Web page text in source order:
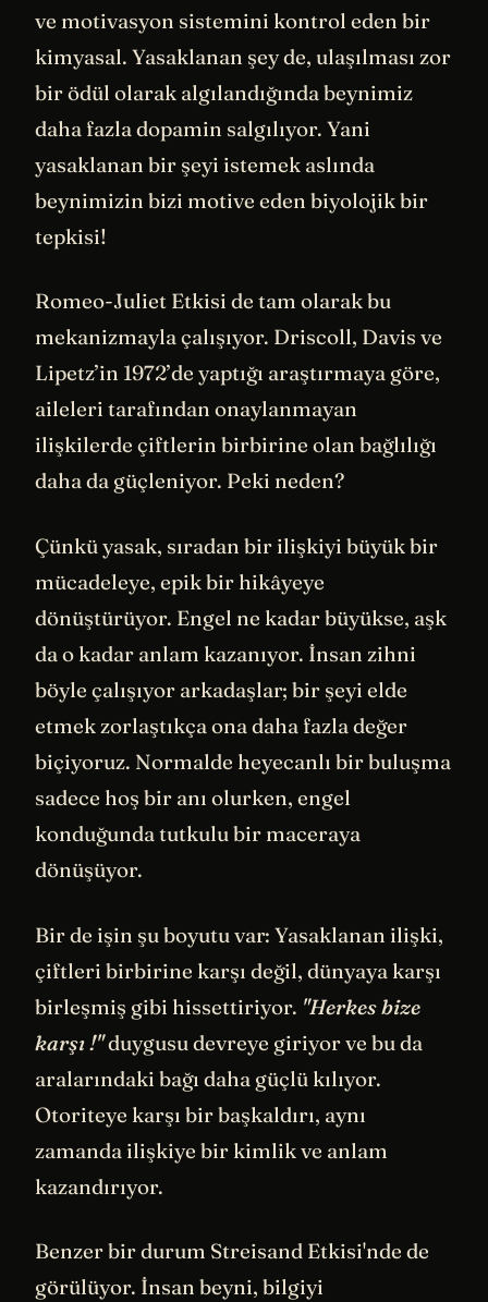
ve motivasyon sistemini kontrol eden bir
kimyasal. Yasaklanan şey de, ulaşılması zor
bir ödül olarak algılandığında beynimiz
daha fazla dopamin salgılıyor. Yani
yasaklanan bir şeyi istemek aslında
beynimizin bizi motive eden biyolojik bir
tepkisi!
Romeo-Juliet Etkisi de tam olarak bu
mekanizmayla çalışıyor. Driscoll, Davis ve
Lipetz’in 1972’de yaptığı araştırmaya göre,
aileleri tarafından onaylanmayan
ilişkilerde çiftlerin birbirine olan bağlılığı
daha da güçleniyor. Peki neden?
Çünkü yasak, sıradan bir ilişkiyi büyük bir
mücadeleye, epik bir hikâyeye
dönüştürüyor. Engel ne kadar büyükse, aşk
da o kadar anlam kazanıyor. İnsan zihni
böyle çalışıyor arkadaşlar; bir şeyi elde
etmek zorlaştıkça ona daha fazla değer
biçiyoruz. Normalde heyecanlı bir buluşma
sadece hoş bir anı olurken, engel
konduğunda tutkulu bir maceraya
dönüşüyor.
Bir de işin şu boyutu var: Yasaklanan ilişki,
çiftleri birbirine karşı değil, dünyaya karşı
birleşmiş gibi hissettiriyor. "Herkes bize
karşı !"duygusu devreye giriyor ve bu da
aralarındaki bağı daha güçlü kılıyor.
Otoriteye karşı bir başkaldırı, aynı
zamanda ilişkiye bir kimlik ve anlam
kazandırıyor.
Benzer bir durum Streisand Etkisi'nde de
görülüyor. İnsan beyni, bilgiyi